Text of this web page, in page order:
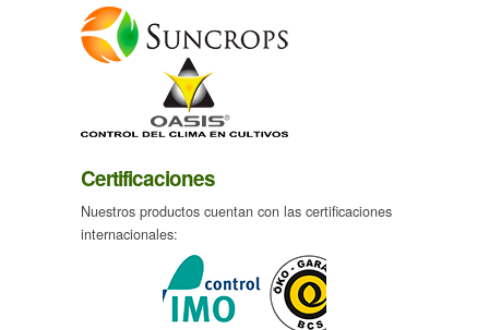
Certificaciones
Nuestros productos cuentan con las certificaciones
internacionales: